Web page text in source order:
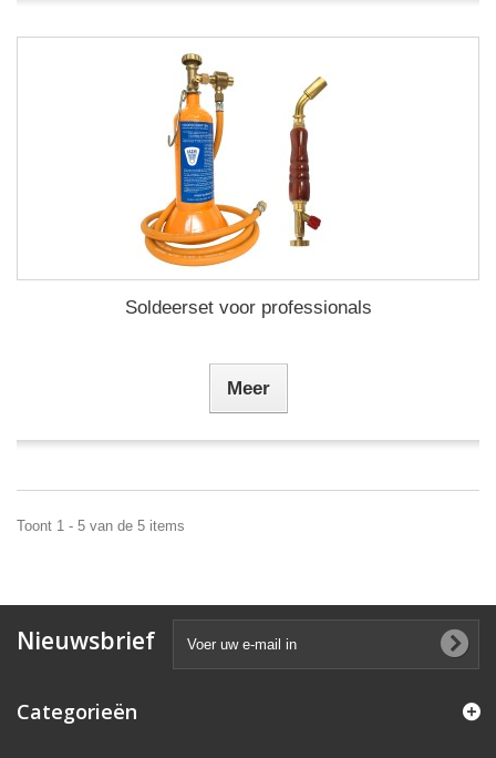
Soldeerset voor professionals
Meer
Toont 1 - 5 van de 5 items
Nieuwsbrief
Categorieën